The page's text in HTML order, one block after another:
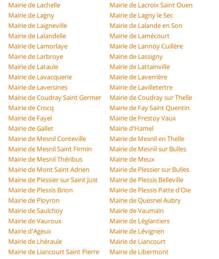
Mairie de Lachelle
Mairie de Lacroix Saint Ouen
Mairie de Lagny
Mairie de Lagny le Sec
Mairie de Laigneville
Mairie de Lalande en Son
Mairie de Lalandelle
Mairie de Lamécourt
Mairie de Lamorlaye
Mairie de Lannoy Cuillère
Mairie de Larbroye
Mairie de Lassigny
Mairie de Lataule
Mairie de Lattainville
Mairie de Lavacquerie
Mairie de Laverrière
Mairie de Laversines
Mairie de Lavilletertre
Mairie de Coudray Saint Germer
Mairie de Coudray sur Thelle
Mairie de Crocq
Mairie de Fay Saint Quentin
Mairie de Fayel
Mairie de Frestoy Vaux
Mairie de Gallet
Mairie d'Hamel
Mairie de Mesnil Conteville
Mairie de Mesnil en Thelle
Mairie de Mesnil Saint Firmin
Mairie de Mesnil sur Bulles
Mairie de Mesnil Théribus
Mairie de Meux
Mairie de Mont Saint Adrien
Mairie de Plessier sur Bulles
Mairie de Plessier sur Saint Just
Mairie de Plessis Belleville
Mairie de Plessis Brion
Mairie de Plessis Patte d'Oie
Mairie de Ployron
Mairie de Quesnel Aubry
Mairie de Saulchoy
Mairie de Vaumain
Mairie de Vauroux
Mairie de Léglantiers
Mairie d'Ageux
Mairie de Lévignen
Mairie de Lhéraule
Mairie de Liancourt
Mairie de Liancourt Saint Pierre
Mairie de Libermont